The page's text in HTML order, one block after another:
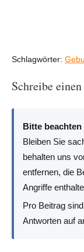
Schlagwörter:
Schreibe
Bitte
Bleiben Sie
behalten uns
entfernen, die
Angriffe
Pro Beitrag sind
Antworten auf